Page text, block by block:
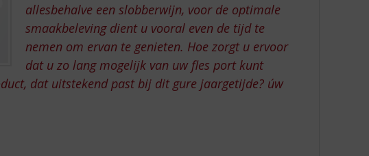
allesbehalve een slobberwijn, voor de optimale
smaakbeleving dient u vooral even de tijd te
nemen om ervan te genieten. Hoe zorgt u ervoor
dat u zo lang mogelijk van uw fles port kunt
dat uitstekend past bij dit gure jaargetijde? úw